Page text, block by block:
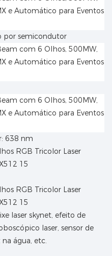
por semicondutor
638 nm
laser skynet, efeito de
laser, sensor de
água, etc.